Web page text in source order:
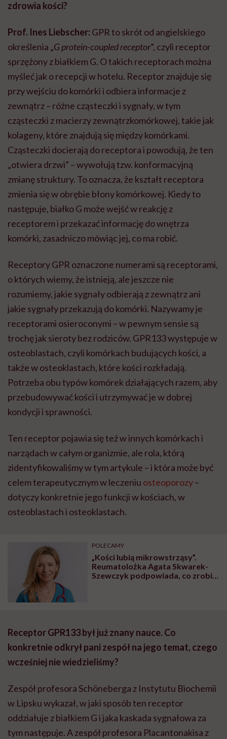
zdrowia kości?
Prof. Ines Liebscher: GPR to skrót od angielskiego
określenia „G protein-coupled receptor”, czyli receptor
sprzężony z białkiem G. O takich receptorach można
myśleć jak o recepcji w hotelu. Receptor znajduje się
przy wejściu do komórki i odbiera informacje z
zewnątrz – różne cząsteczki i sygnały, w tym
cząsteczki z macierzy zewnątrzkomórkowej, takie jak
kolageny, które znajdują się między komórkami.
Cząsteczki docierają do receptora i powodują, że ten
„otwiera drzwi” – wywołują tzw. konformacyjną
zmianę struktury. To oznacza, że kształt receptora
zmienia się w obrębie błony komórkowej. Kiedy to
następuje, białko G może wejść w reakcję z
receptorem i przekazać informację do wnętrza
komórki, zasadniczo mówiąc jej, co ma robić.
Receptory GPR oznaczone numerami są receptorami,
o których wiemy, że istnieją, ale jeszcze nie
rozumiemy, jakie sygnały odbierają z zewnątrz ani
jakie sygnały przekazują do komórki. Nazywamy je
receptorami osieroconymi – w pewnym sensie są
trochę jak sieroty bez rodziców. GPR133 występuje w
osteoblastach, czyli komórkach budujących kości, a
także w osteoklastach, które kości rozkładają.
Potrzeba obu typów komórek działających razem, aby
przebudowywać kości i utrzymywać je w dobrej
kondycji i sprawności.
Ten receptor pojawia się też w innych komórkach i
narządach w całym organizmie, ale rola, którą
zidentyfikowaliśmy w tym artykule – i która może być
celem terapeutycznym w leczeniu osteoporozy–
dotyczy konkretnie jego funkcji w kościach, w
osteoblastach i osteoklastach.
POLECAMY
„Kości lubią mikrowstrząsy”.
Reumatolożka Agata Skwarek-
Szewczyk podpowiada, co zrobić,
Receptor GPR133 był już znany nauce. Co
konkretnie odkrył pani zespół na jego temat, czego
wcześniej nie wiedzieliśmy?
Zespół profesora Schöneberga z Instytutu Biochemii
w Lipsku wykazał, w jaki sposób ten receptor
oddziałuje z białkiem G i jaka kaskada sygnałowa za
tym następuje. A zespół profesora Placantonakisa z